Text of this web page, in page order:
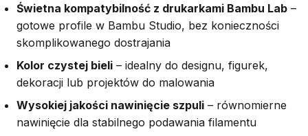
Świetna kompatybilność z drukarkami Bambu Lab –
gotowe profile w Bambu Studio, bez konieczności
skomplikowanego dostrajania
Kolor czystej bieli – idealny do designu, figurek,
dekoracji lub projektów do malowania
Wysokiej jakości nawinięcie szpuli – równomierne
nawinięcie dla stabilnego podawania filamentu